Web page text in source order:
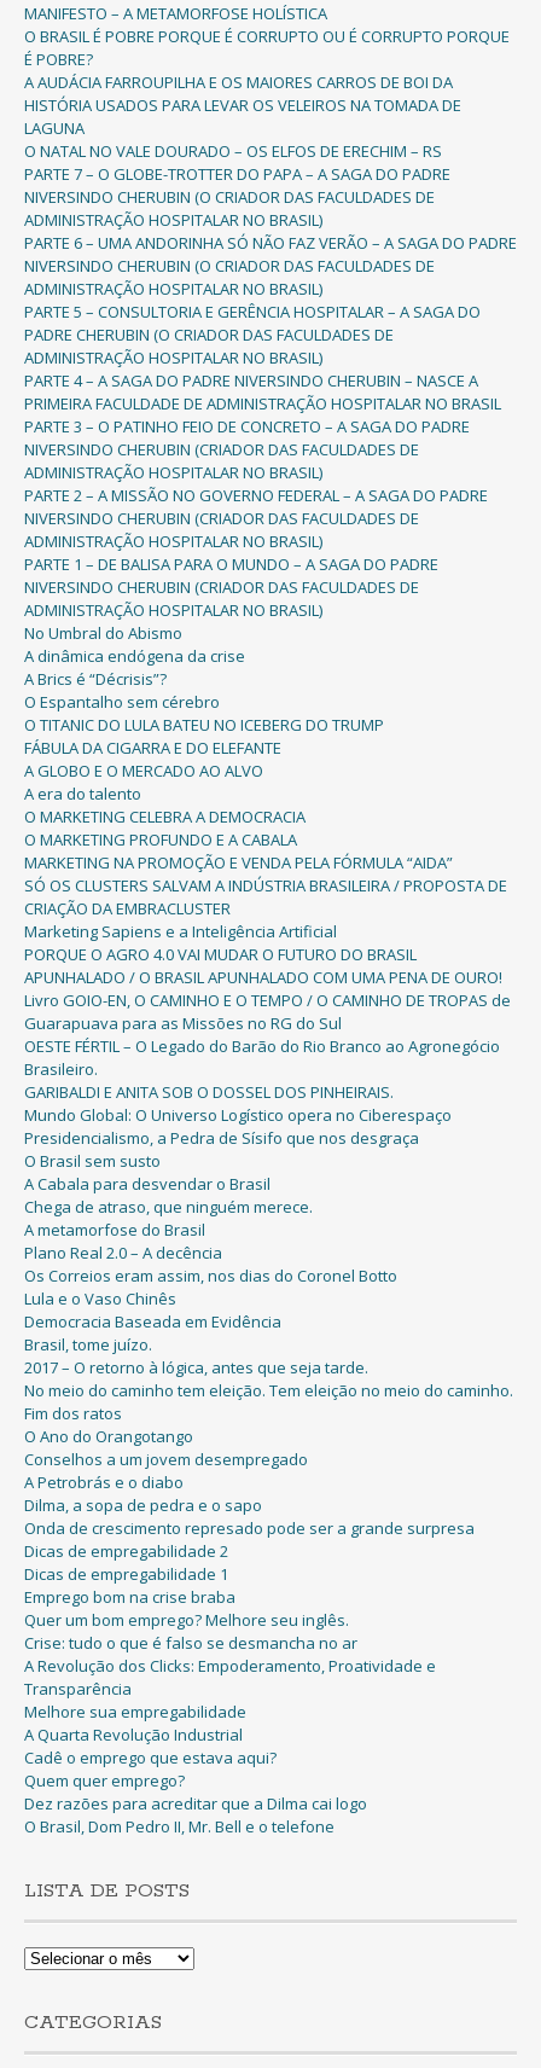
MANIFESTO – A METAMORFOSE HOLÍSTICA
O BRASIL É POBRE PORQUE É CORRUPTO OU É CORRUPTO PORQUE
É POBRE?
A AUDÁCIA FARROUPILHA E OS MAIORES CARROS DE BOI DA
HISTÓRIA USADOS PARA LEVAR OS VELEIROS NA TOMADA DE
LAGUNA
O NATAL NO VALE DOURADO – OS ELFOS DE ERECHIM – RS
PARTE 7 – O GLOBE-TROTTER DO PAPA – A SAGA DO PADRE
NIVERSINDO CHERUBIN (O CRIADOR DAS FACULDADES DE
ADMINISTRAÇÃO HOSPITALAR NO BRASIL)
PARTE 6 – UMA ANDORINHA SÓ NÃO FAZ VERÃO – A SAGA DO PADRE
NIVERSINDO CHERUBIN (O CRIADOR DAS FACULDADES DE
ADMINISTRAÇÃO HOSPITALAR NO BRASIL)
PARTE 5 – CONSULTORIA E GERÊNCIA HOSPITALAR – A SAGA DO
PADRE CHERUBIN (O CRIADOR DAS FACULDADES DE
ADMINISTRAÇÃO HOSPITALAR NO BRASIL)
PARTE 4 – A SAGA DO PADRE NIVERSINDO CHERUBIN – NASCE A
PRIMEIRA FACULDADE DE ADMINISTRAÇÃO HOSPITALAR NO BRASIL
PARTE 3 – O PATINHO FEIO DE CONCRETO – A SAGA DO PADRE
NIVERSINDO CHERUBIN (CRIADOR DAS FACULDADES DE
ADMINISTRAÇÃO HOSPITALAR NO BRASIL)
PARTE 2 – A MISSÃO NO GOVERNO FEDERAL – A SAGA DO PADRE
NIVERSINDO CHERUBIN (CRIADOR DAS FACULDADES DE
ADMINISTRAÇÃO HOSPITALAR NO BRASIL)
PARTE 1 – DE BALISA PARA O MUNDO – A SAGA DO PADRE
NIVERSINDO CHERUBIN (CRIADOR DAS FACULDADES DE
ADMINISTRAÇÃO HOSPITALAR NO BRASIL)
No Umbral do Abismo
A dinâmica endógena da crise
A Brics é “Décrisis”?
O Espantalho sem cérebro
O TITANIC DO LULA BATEU NO ICEBERG DO TRUMP
FÁBULA DA CIGARRA E DO ELEFANTE
A GLOBO E O MERCADO AO ALVO
A era do talento
O MARKETING CELEBRA A DEMOCRACIA
O MARKETING PROFUNDO E A CABALA
MARKETING NA PROMOÇÃO E VENDA PELA FÓRMULA “AIDA”
SÓ OS CLUSTERS SALVAM A INDÚSTRIA BRASILEIRA / PROPOSTA DE
CRIAÇÃO DA EMBRACLUSTER
Marketing Sapiens e a Inteligência Artificial
PORQUE O AGRO 4.0 VAI MUDAR O FUTURO DO BRASIL
APUNHALADO / O BRASIL APUNHALADO COM UMA PENA DE OURO!
Livro GOIO-EN, O CAMINHO E O TEMPO / O CAMINHO DE TROPAS de
Guarapuava para as Missões no RG do Sul
OESTE FÉRTIL – O Legado do Barão do Rio Branco ao Agronegócio
Brasileiro.
GARIBALDI E ANITA SOB O DOSSEL DOS PINHEIRAIS.
Mundo Global: O Universo Logístico opera no Ciberespaço
Presidencialismo, a Pedra de Sísifo que nos desgraça
O Brasil sem susto
A Cabala para desvendar o Brasil
Chega de atraso, que ninguém merece.
A metamorfose do Brasil
Plano Real 2.0 – A decência
Os Correios eram assim, nos dias do Coronel Botto
Lula e o Vaso Chinês
Democracia Baseada em Evidência
Brasil, tome juízo.
2017 – O retorno à lógica, antes que seja tarde.
No meio do caminho tem eleição. Tem eleição no meio do caminho.
Fim dos ratos
O Ano do Orangotango
Conselhos a um jovem desempregado
A Petrobrás e o diabo
Dilma, a sopa de pedra e o sapo
Onda de crescimento represado pode ser a grande surpresa
Dicas de empregabilidade 2
Dicas de empregabilidade 1
Emprego bom na crise braba
Quer um bom emprego? Melhore seu inglês.
Crise: tudo o que é falso se desmancha no ar
A Revolução dos Clicks: Empoderamento, Proatividade e
Transparência
Melhore sua empregabilidade
A Quarta Revolução Industrial
Cadê o emprego que estava aqui?
Quem quer emprego?
Dez razões para acreditar que a Dilma cai logo
O Brasil, Dom Pedro II, Mr. Bell e o telefone
LISTA DE POSTS
Lista
CATEGORIAS